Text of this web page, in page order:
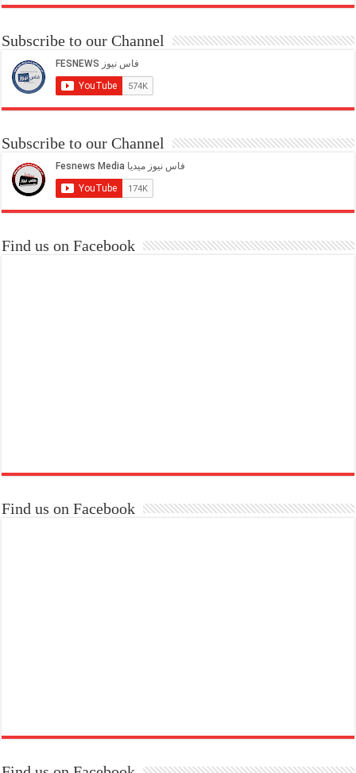
Subscribe to our Channel
Subscribe to our Channel
Find us on Facebook
Find us on Facebook